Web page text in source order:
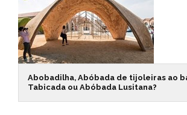
Abobadilha, Abóbada de tijoleiras ao
Tabicada ou Abóbada Lusitana?